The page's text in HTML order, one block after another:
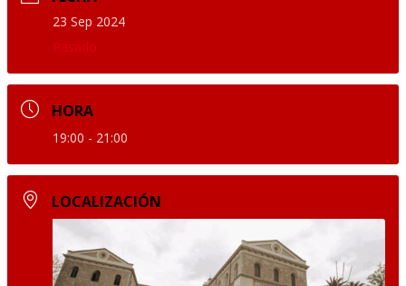
23 Sep 2024
Pasado
HORA
19:00 - 21:00
LOCALIZACIÓN